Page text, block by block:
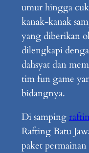
umur hingga
kanak-kanak
yang diberikan
dilengkapi
dahsyat dan
tim fun game
bidangnya.
Di samping
Rafting Batu
paket